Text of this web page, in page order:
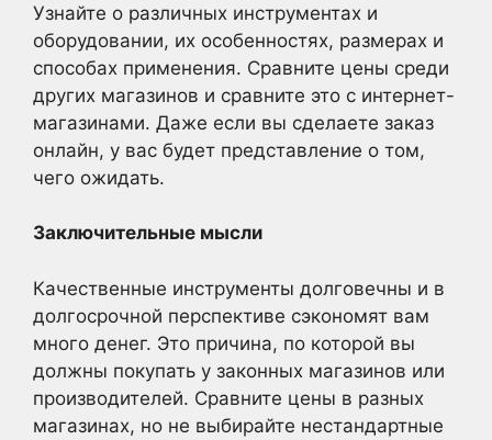
Узнайте о различных инструментах и
оборудовании, их особенностях, размерах и
способах применения. Сравните цены среди
других магазинов и сравните это с интернет-
магазинами. Даже если вы сделаете заказ
онлайн, у вас будет представление о том,
чего ожидать.
Заключительные мысли
Качественные инструменты долговечны и в
долгосрочной перспективе сэкономят вам
много денег. Это причина, по которой вы
должны покупать у законных магазинов или
производителей. Сравните цены в разных
магазинах, но не выбирайте нестандартные